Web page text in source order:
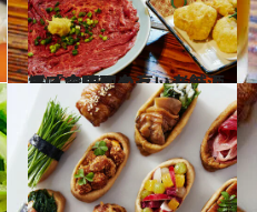
2020.8.17
まるで映画のセットのよう!? 全国に名高い老舗酒場「みますや」
グルメ